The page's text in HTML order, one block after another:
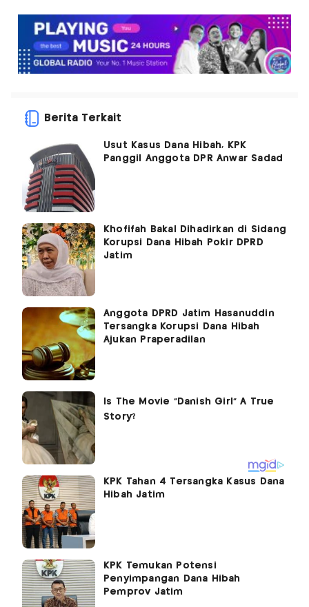
Berita Terkait
Usut Kasus Dana Hibah, KPK
Panggil Anggota DPR Anwar Sadad
Khofifah Bakal Dihadirkan di Sidang
Korupsi Dana Hibah Pokir DPRD
Jatim
Anggota DPRD Jatim Hasanuddin
Tersangka Korupsi Dana Hibah
Ajukan Praperadilan
KPK Tahan 4 Tersangka Kasus Dana
Hibah Jatim
KPK Temukan Potensi
Penyimpangan Dana Hibah
Pemprov Jatim